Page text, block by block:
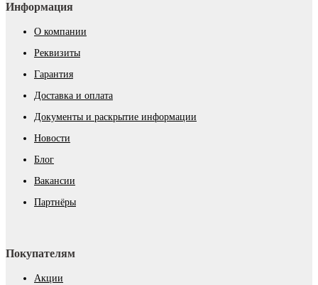
Информация
О компании
Реквизиты
Гарантия
Доставка и оплата
Документы и раскрытие информации
Новости
Блог
Вакансии
Партнёры
Покупателям
Акции